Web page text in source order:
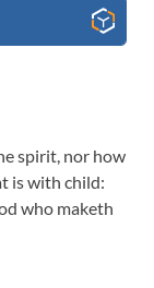
spirit, nor how
is with child:
who maketh